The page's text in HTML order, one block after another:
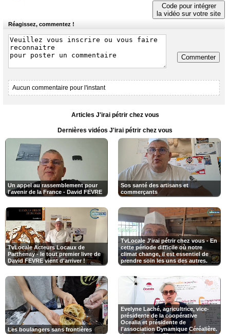
Code pour intégrer
la vidéo sur votre site
Réagissez, commentez !
Commenter
Aucun commentaire pour l'instant
Articles J'irai pétrir chez vous
Dernières vidéos J'irai pétrir chez vous
Un appel au rassemblement pour
l'avenir de la France - David FEVRE
Sos santé des artisans et
commerçants
TvLocale Acteurs Locaux de
Parthenay - le tout premier livre de
David FEVRE vient d'arriver !
TvLocale J'irai pétrir chez vous - ​En
cette période difficile où notre
climat change, il est essentiel de
prendre soin les uns des autres.
Les boulangers sans frontières
Evelyne Laché, agricultrice, vice-
présidente de la coopérative
Ocealia et présidente de
l'association Dynamique Céréalière.